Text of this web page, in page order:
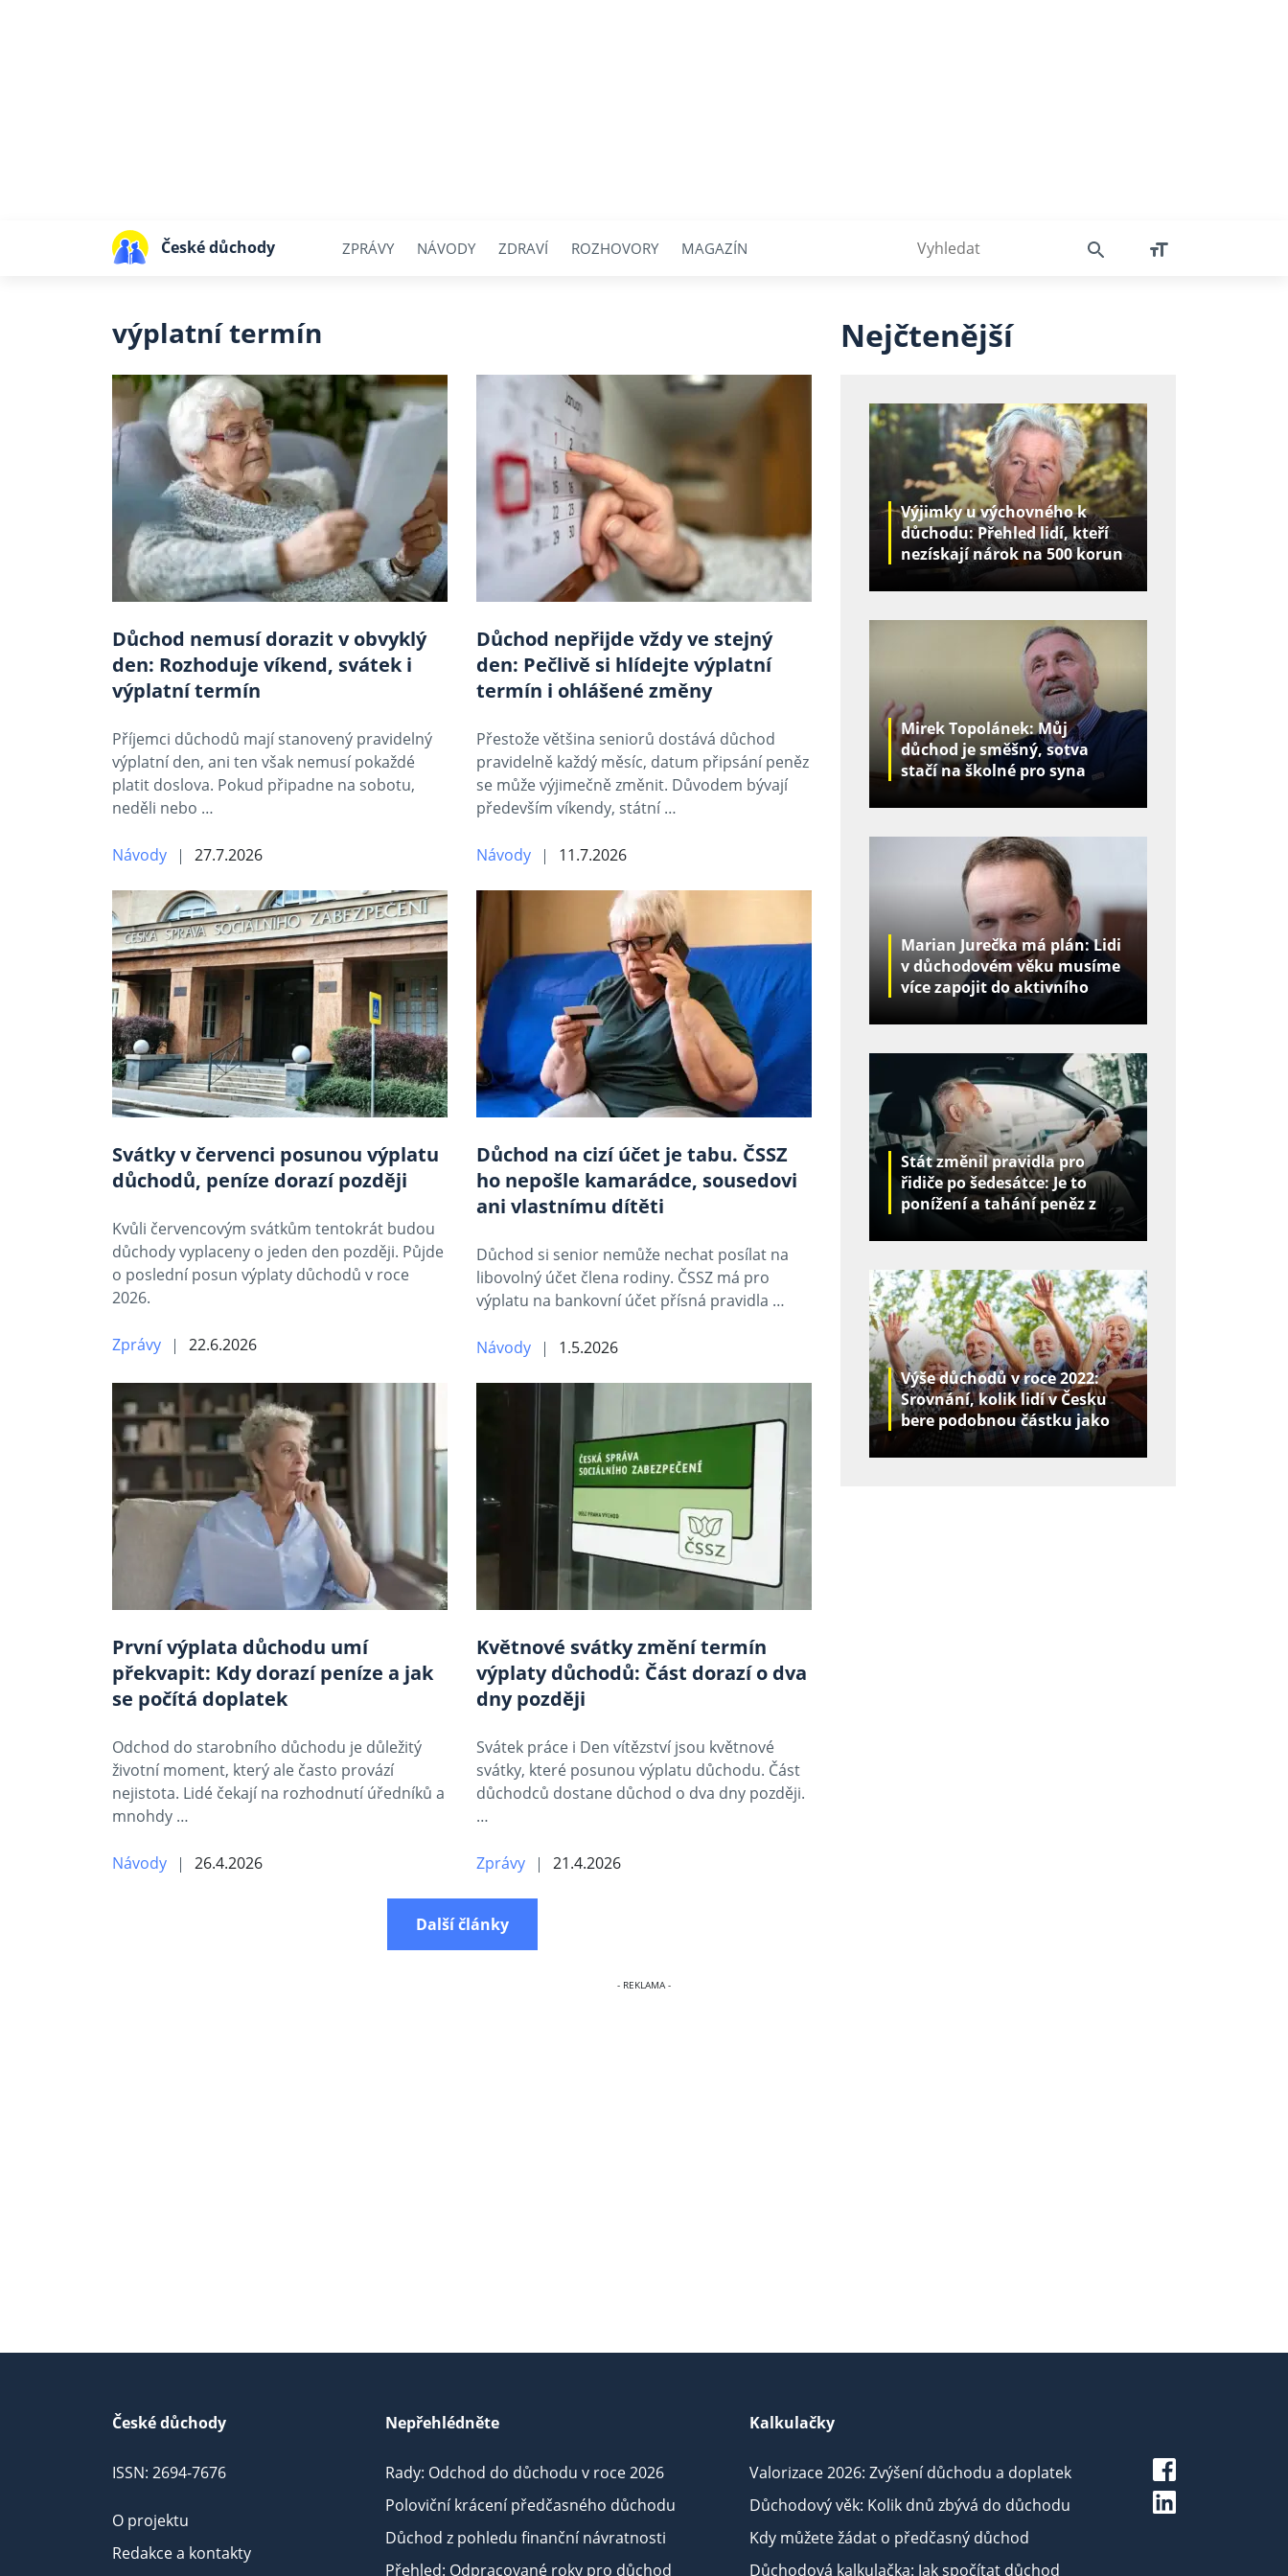
České důchody ZPRÁVY NÁVODY ZDRAVÍ ROZHOVORY MAGAZÍN
výplatní termín
Důchod nemusí dorazit v obvyklý
den: Rozhoduje víkend, svátek i
výplatní termín
Příjemci důchodů mají stanovený pravidelný
výplatní den, ani ten však nemusí pokaždé
platit doslova. Pokud připadne na sobotu,
neděli nebo …
Návody 27.7.2026
Důchod nepřijde vždy ve stejný
den: Pečlivě si hlídejte výplatní
termín i ohlášené změny
Přestože většina seniorů dostává důchod
pravidelně každý měsíc, datum připsání peněz
se může výjimečně změnit. Důvodem bývají
především víkendy, státní …
Návody 11.7.2026
Svátky v červenci posunou výplatu
důchodů, peníze dorazí později
Kvůli červencovým svátkům tentokrát budou
důchody vyplaceny o jeden den později. Půjde
o poslední posun výplaty důchodů v roce
2026.
Zprávy 22.6.2026
Důchod na cizí účet je tabu. ČSSZ
ho nepošle kamarádce, sousedovi
ani vlastnímu dítěti
Důchod si senior nemůže nechat posílat na
libovolný účet člena rodiny. ČSSZ má pro
výplatu na bankovní účet přísná pravidla …
Návody 1.5.2026
První výplata důchodu umí
překvapit: Kdy dorazí peníze a jak
se počítá doplatek
Odchod do starobního důchodu je důležitý
životní moment, který ale často provází
nejistota. Lidé čekají na rozhodnutí úředníků a
mnohdy …
Návody 26.4.2026
Květnové svátky změní termín
výplaty důchodů: Část dorazí o dva
dny později
Svátek práce i Den vítězství jsou květnové
svátky, které posunou výplatu důchodu. Část
důchodců dostane důchod o dva dny později.
…
Zprávy 21.4.2026
Další články
Nejčtenější
Výjimky u výchovného k
důchodu: Přehled lidí, kteří
nezískají nárok na 500 korun
za děti
Mirek Topolánek: Můj
důchod je směšný, sotva
stačí na školné pro syna
Marian Jurečka má plán: Lidi
v důchodovém věku musíme
více zapojit do aktivního
Stát změnil pravidla pro
řidiče po šedesátce: Je to
ponížení a tahání peněz z
Výše důchodů v roce 2022:
Srovnání, kolik lidí v Česku
bere podobnou částku jako
České důchody
ISSN: 2694-7676
O projektu
Redakce a kontakty
Nepřehlédněte
Rady: Odchod do důchodu v roce 2026
Poloviční krácení předčasného důchodu
Důchod z pohledu finanční návratnosti
Přehled: Odpracované roky pro důchod
Kalkulačky
Valorizace 2026: Zvýšení důchodu a doplatek
Důchodový věk: Kolik dnů zbývá do důchodu
Kdy můžete žádat o předčasný důchod
Důchodová kalkulačka: Jak spočítat důchod